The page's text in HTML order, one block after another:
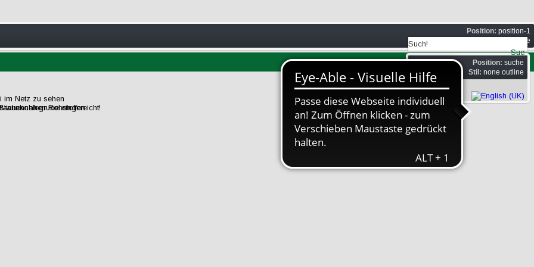
Position: position-1
none outline
Position: suche
Stil: none outline
im Netz zu sehen
Rohstoffen.
eingereicht!